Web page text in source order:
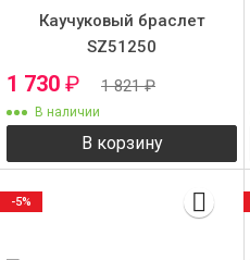
Каучуковый браслет
SZ51250
1 730 ₽ 1 821₽
В наличии
В корзину
-5%